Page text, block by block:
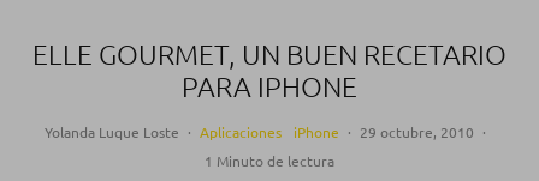
ELLE GOURMET, UN BUEN RECETARIO
PARA IPHONE
Yolanda Luque Loste · Aplicaciones iPhone · 29 octubre, 2010 ·
1 Minuto de lectura